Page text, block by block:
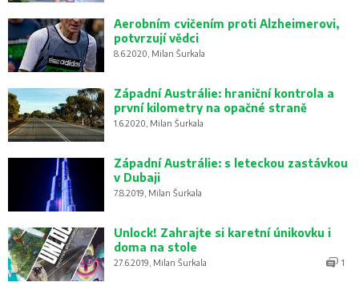
Aerobním cvičením proti Alzheimerovi,
potvrzují vědci
8.6.2020, Milan Šurkala
Západní Austrálie: hraniční kontrola a
první kilometry na opačné straně
1.6.2020, Milan Šurkala
Západní Austrálie: s leteckou zastávkou
v Dubaji
7.8.2019, Milan Šurkala
Unlock! Zahrajte si karetní únikovku i
doma na stole
27.6.2019, Milan Šurkala 1